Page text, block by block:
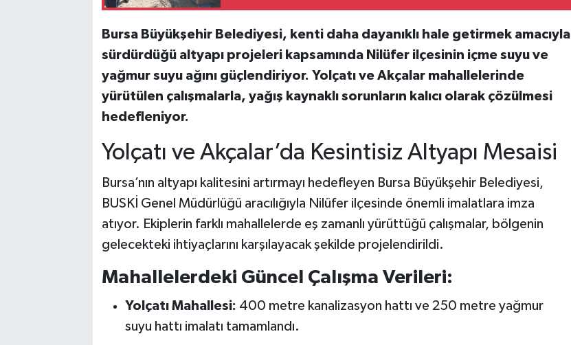
Bursa Büyükşehir Belediyesi, kenti daha dayanıklı hale getirmek amacıyla
sürdürdüğü altyapı projeleri kapsamında Nilüfer ilçesinin içme suyu ve
yağmur suyu ağını güçlendiriyor. Yolçatı ve Akçalar mahallelerinde
yürütülen çalışmalarla, yağış kaynaklı sorunların kalıcı olarak çözülmesi
hedefleniyor.
Yolçatı ve Akçalar’da Kesintisiz Altyapı Mesaisi
Bursa’nın altyapı kalitesini artırmayı hedefleyen Bursa Büyükşehir Belediyesi,
BUSKİ Genel Müdürlüğü aracılığıyla Nilüfer ilçesinde önemli imalatlara imza
atıyor. Ekiplerin farklı mahallelerde eş zamanlı yürüttüğü çalışmalar, bölgenin
gelecekteki ihtiyaçlarını karşılayacak şekilde projelendirildi.
Mahallelerdeki Güncel Çalışma Verileri:
Yolçatı Mahallesi: 400 metre kanalizasyon hattı ve 250 metre yağmur
suyu hattı imalatı tamamlandı.